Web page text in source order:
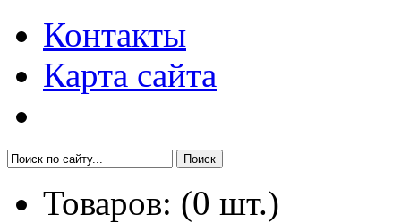
Контакты
Карта сайта
Товаров: (0 шт.)